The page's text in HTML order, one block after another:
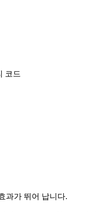
코드
가 뛰어 납니다.